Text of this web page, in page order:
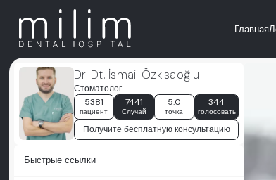
Главная
Dr. Dt. İsmail Özkısaoğlu
Стоматолог
5381
пациент
7441
Случай
5.0
точка
344
голосовать
Получите бесплатную консультацию
Быстрые ссылки